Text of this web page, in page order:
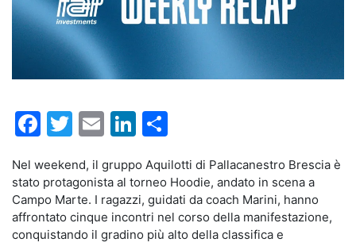
Facebook
Twitter
EmailLinkedIn
Nel weekend, il gruppo Aquilotti di Pallacanestro Brescia è
stato protagonista al torneo Hoodie, andato in scena a
Campo Marte. I ragazzi, guidati da coach Marini, hanno
affrontato cinque incontri nel corso della manifestazione,
conquistando il gradino più alto della classifica e